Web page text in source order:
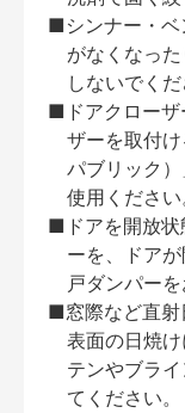
■シンナー・ベ
がなくなっ
しないでくだ
■ドアクローザ
ザーを取付
パブリック
使用ください
■ドアを開放状
ーを、ドア
戸ダンパーを
■窓際など直射
表面の日焼
テンやブラ
てください。